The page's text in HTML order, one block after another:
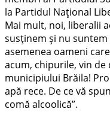
la Partidul Național
Mai mult, noi, liberalii
susținem și nu
asemenea oameni
acum, chipurile, vin de
municipiului Brăila!
apă rece. De ce vă
comă alcoolică”.